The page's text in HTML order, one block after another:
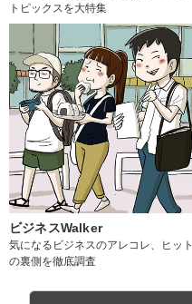
トピックスを大特集
ビジネスWalker
気になるビジネスのアレコレ、ヒット
の裏側を徹底調査